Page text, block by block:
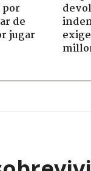
de
jugar